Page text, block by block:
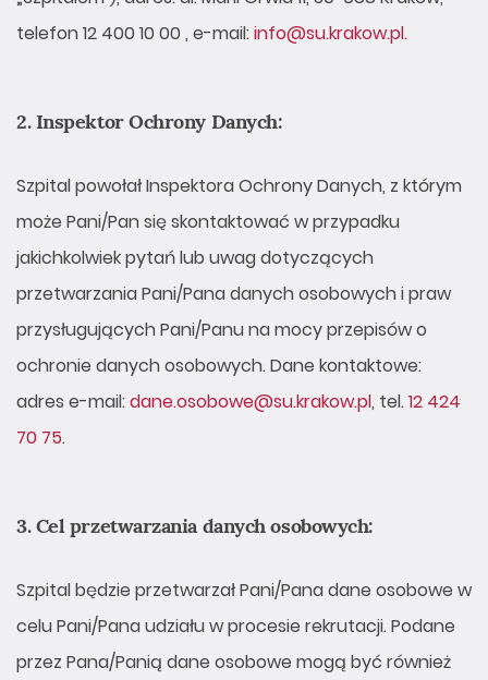
telefon 12 400 10 00 , e-mail:info@su.krakow.pl.
2. Inspektor Ochrony Danych:
Szpital powołał Inspektora Ochrony Danych, z którym
może Pani/Pan się skontaktować w przypadku
jakichkolwiek pytań lub uwag dotyczących
przetwarzania Pani/Pana danych osobowych i praw
przysługujących Pani/Panu na mocy przepisów o
ochronie danych osobowych. Dane kontaktowe:
adres e-mail:dane.osobowe@su.krakow.pl, tel.12 424
70 75.
3. Cel przetwarzania danych osobowych:
Szpital będzie przetwarzał Pani/Pana dane osobowe w
celu Pani/Pana udziału w procesie rekrutacji. Podane
przez Pana/Panią dane osobowe mogą być również